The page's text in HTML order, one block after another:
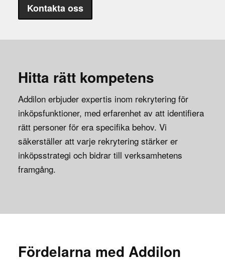
Kontakta oss
Hitta rätt kompetens
Addilon erbjuder expertis inom rekrytering för
inköpsfunktioner, med erfarenhet av att identifiera
rätt personer för era specifika behov. Vi
säkerställer att varje rekrytering stärker er
inköpsstrategi och bidrar till verksamhetens
framgång.
Fördelarna med Addilon